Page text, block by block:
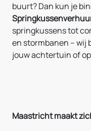
buurt? Dan kun je
springkussens tot
en stormbanen – wij
jouw achtertuin of
Maastricht maakt